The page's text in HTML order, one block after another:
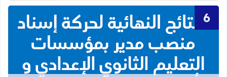
قراءة المزيد عن النتائج النهائية